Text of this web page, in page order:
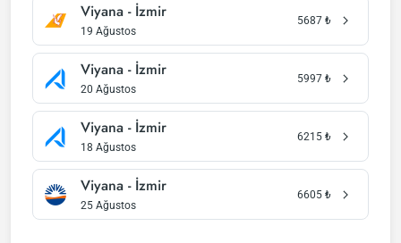
Viyana - İzmir
19 Ağustos
5687 ₺
Viyana - İzmir
20 Ağustos
5997 ₺
Viyana - İzmir
18 Ağustos
6215 ₺
Viyana - İzmir
25 Ağustos
6605 ₺